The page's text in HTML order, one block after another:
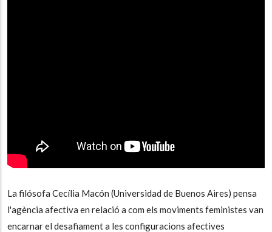
La filósofa Cecília Macón (Universidad de Buenos Aires) pensa
l'agència afectiva en relació a com els moviments feministes van
encarnar el desafiament a les configuracions afectives